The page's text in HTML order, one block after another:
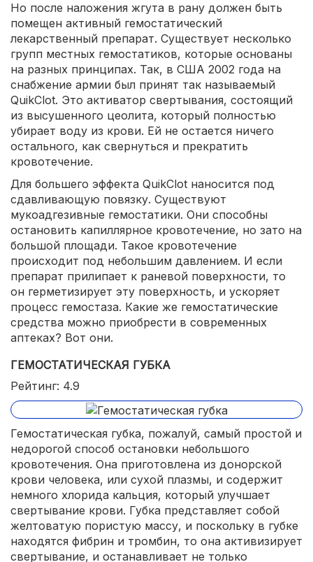
Но после наложения жгута в рану должен быть
помещен активный гемостатический
лекарственный препарат. Существует несколько
групп местных гемостатиков, которые основаны
на разных принципах. Так, в США 2002 года на
снабжение армии был принят так называемый
QuikClot. Это активатор свертывания, состоящий
из высушенного цеолита, который полностью
убирает воду из крови. Ей не остается ничего
остального, как свернуться и прекратить
кровотечение.
Для большего эффекта QuikClot наносится под
сдавливающую повязку. Существуют
мукоадгезивные гемостатики. Они способны
остановить капиллярное кровотечение, но зато на
большой площади. Такое кровотечение
происходит под небольшим давлением. И если
препарат прилипает к раневой поверхности, то
он герметизирует эту поверхность, и ускоряет
процесс гемостаза. Какие же гемостатические
средства можно приобрести в современных
аптеках? Вот они.
ГЕМОСТАТИЧЕСКАЯ ГУБКА
Рейтинг: 4.9
Гемостатическая губка, пожалуй, самый простой и
недорогой способ остановки небольшого
кровотечения. Она приготовлена из донорской
крови человека, или сухой плазмы, и содержит
немного хлорида кальция, который улучшает
свертывание крови. Губка представляет собой
желтоватую пористую массу, и поскольку в губке
находятся фибрин и тромбин, то она активизирует
свертывание, и останавливает не только